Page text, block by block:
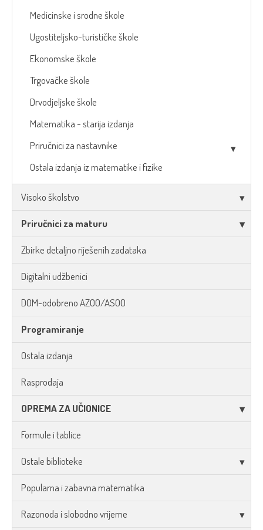
Medicinske i srodne škole
Ugostiteljsko-turističke škole
Ekonomske škole
Trgovačke škole
Drvodjeljske škole
Matematika - starija izdanja
Priručnici za nastavnike
Ostala izdanja iz matematike i fizike
Visoko školstvo
Priručnici za maturu
Zbirke detaljno riješenih zadataka
Digitalni udžbenici
DOM-odobreno AZOO/ASOO
Programiranje
Ostala izdanja
Rasprodaja
OPREMA ZA UČIONICE
Formule i tablice
Ostale biblioteke
Popularna i zabavna matematika
Razonoda i slobodno vrijeme